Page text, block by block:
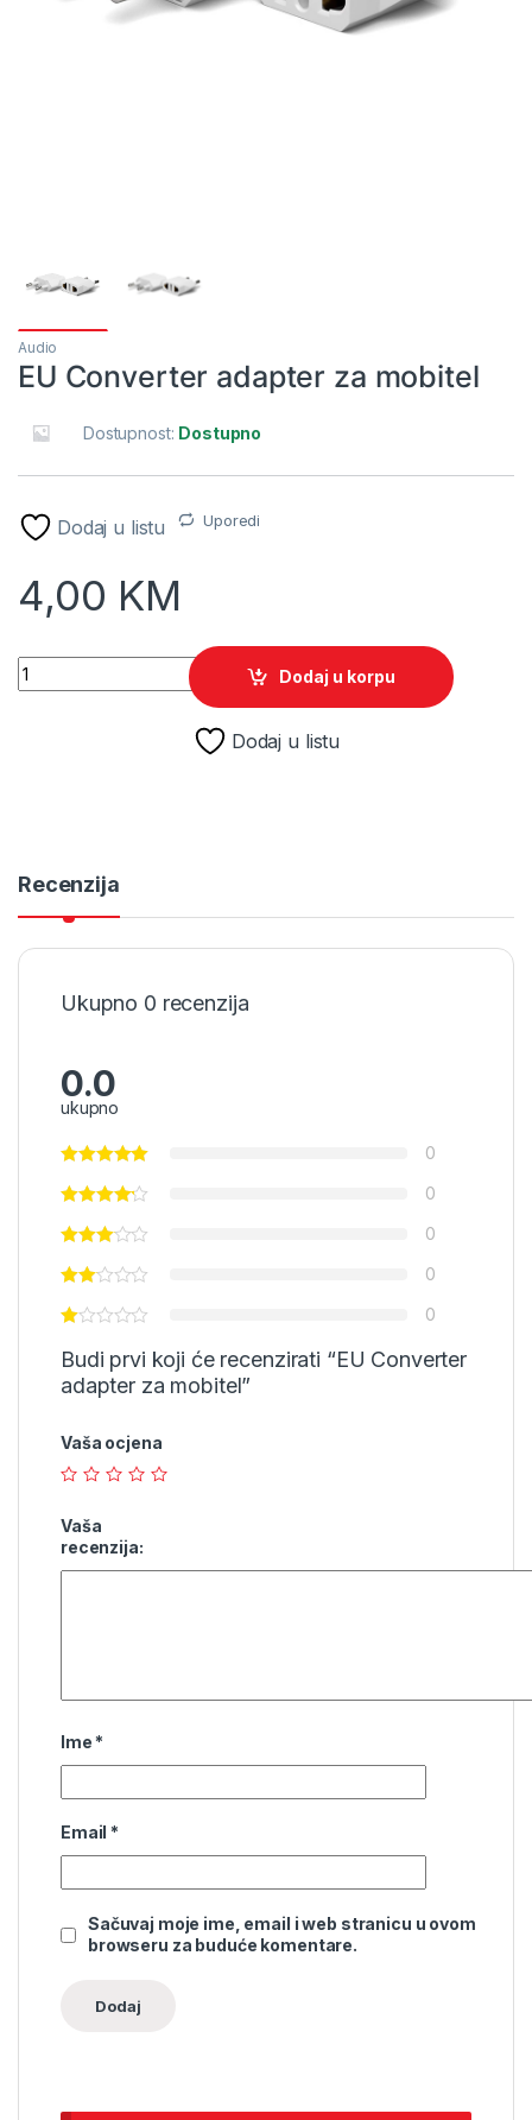
Audio
EU Converter adapter za mobitel
Dostupnost: Dostupno
Dodaj u listu Uporedi
4,00 KM
EU Converter adapter za mobitel quantity
Dodaj u korpu
Dodaj u listu
Recenzija
Ukupno 0 recenzija
0.0
ukupno
0
0
0
0
0
Budi prvi koji će recenzirati “EU Converter
adapter za mobitel”
Vaša ocjena
Vaša
recenzija:
Ime *
Email *
Sačuvaj moje ime, email i web stranicu u ovom
browseru za buduće komentare.